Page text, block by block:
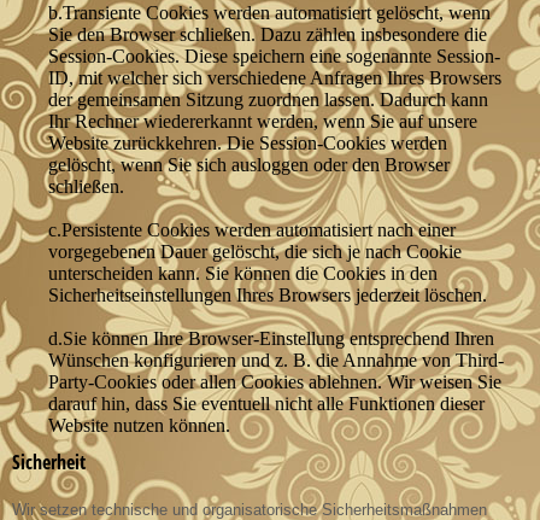
b.Transiente Cookies werden automatisiert gelöscht, wenn
Sie den Browser schließen. Dazu zählen insbesondere die
Session-Cookies. Diese speichern eine sogenannte Session-
ID, mit welcher sich verschiedene Anfragen Ihres Browsers
der gemeinsamen Sitzung zuordnen lassen. Dadurch kann
Ihr Rechner wiedererkannt werden, wenn Sie auf unsere
Website zurückkehren. Die Session-Cookies werden
gelöscht, wenn Sie sich ausloggen oder den Browser
schließen.
c.Persistente Cookies werden automatisiert nach einer
vorgegebenen Dauer gelöscht, die sich je nach Cookie
unterscheiden kann. Sie können die Cookies in den
Sicherheitseinstellungen Ihres Browsers jederzeit löschen.
d.Sie können Ihre Browser-Einstellung entsprechend Ihren
Wünschen konfigurieren und z. B. die Annahme von Third-
Party-Cookies oder allen Cookies ablehnen. Wir weisen Sie
darauf hin, dass Sie eventuell nicht alle Funktionen dieser
Website nutzen können.
Sicherheit
Wir setzen technische und organisatorische Sicherheitsmaßnahmen